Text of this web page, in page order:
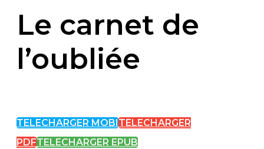
Le carnet de
l’oubliée
TELECHARGER MOBI TELECHARGER
PDFTELECHARGER EPUB